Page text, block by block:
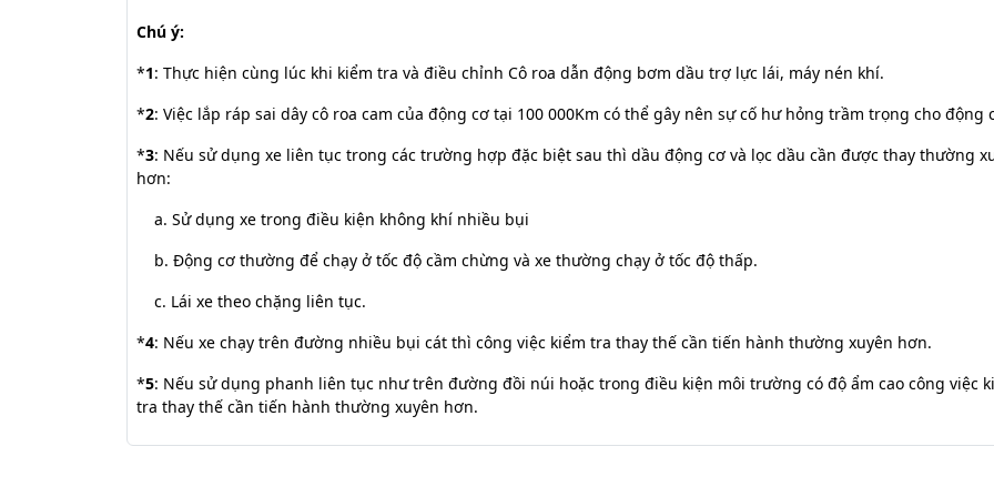
Chú ý:
*1: Thực hiện cùng lúc khi kiểm tra và điều chỉnh Cô roa dẫn động bơm dầu trợ lực lái, máy nén khí.
*2: Việc lắp ráp sai dây cô roa cam của động cơ tại 100 000Km có thể gây nên sự cố hư hỏng trầm trọng cho động
*3: Nếu sử dụng xe liên tục trong các trường hợp đặc biệt sau thì dầu động cơ và lọc dầu cần được thay thường
hơn:
a. Sử dụng xe trong điều kiện không khí nhiều bụi
b. Động cơ thường để chạy ở tốc độ cầm chừng và xe thường chạy ở tốc độ thấp.
c. Lái xe theo chặng liên tục.
*4: Nếu xe chạy trên đường nhiều bụi cát thì công việc kiểm tra thay thế cần tiến hành thường xuyên hơn.
*5: Nếu sử dụng phanh liên tục như trên đường đồi núi hoặc trong điều kiện môi trường có độ ẩm cao công việc
tra thay thế cần tiến hành thường xuyên hơn.